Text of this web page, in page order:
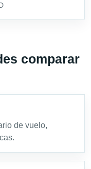
comparar
de vuelo,